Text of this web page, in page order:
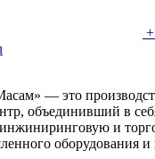
— это
объединивший в
и
оборудования и